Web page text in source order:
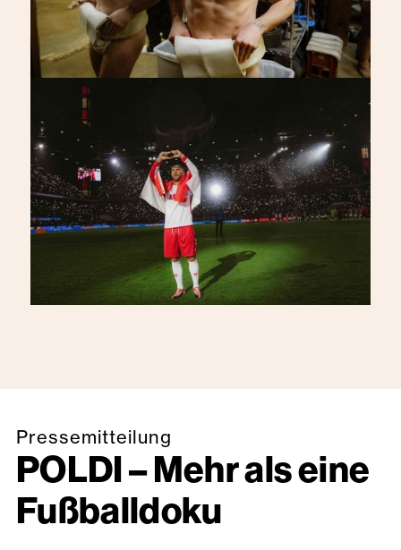
Pressemitteilung
POLDI – Mehr als eine
Fußballdoku